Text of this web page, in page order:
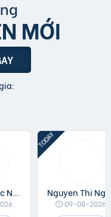
MỚI
Mai Thi Ngoc Ngan Nguyen Thi
09-08-2026